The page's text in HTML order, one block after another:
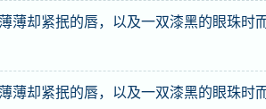
薄却紧抿的唇，以及一双漆黑的眼珠时
薄却紧抿的唇，以及一双漆黑的眼珠时